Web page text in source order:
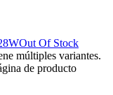
Out Of Stock
múltiples variantes.
de producto